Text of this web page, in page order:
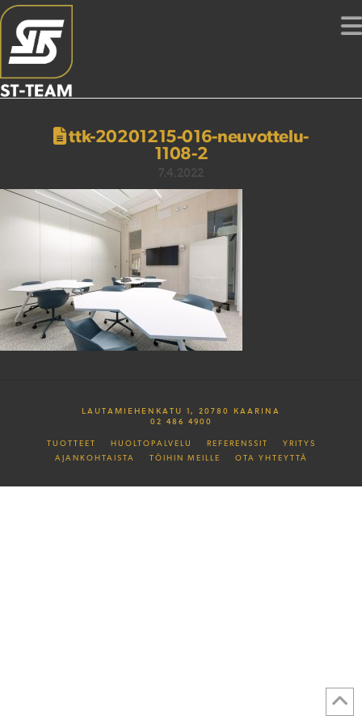
ttk-20201215-016-neuvottelu-
1108-2
LAUTAMIEHENKATU 1, 20780 KAARINA
02 486 4900
TUOTTEET HUOLTOPALVELU REFERENSSIT
YRITYS
AJANKOHTAISTA
TÖIHIN MEILLE OTA YHTEYTTÄ